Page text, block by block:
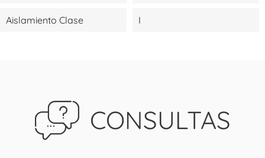
Aislamiento Clase I
CONSULTAS